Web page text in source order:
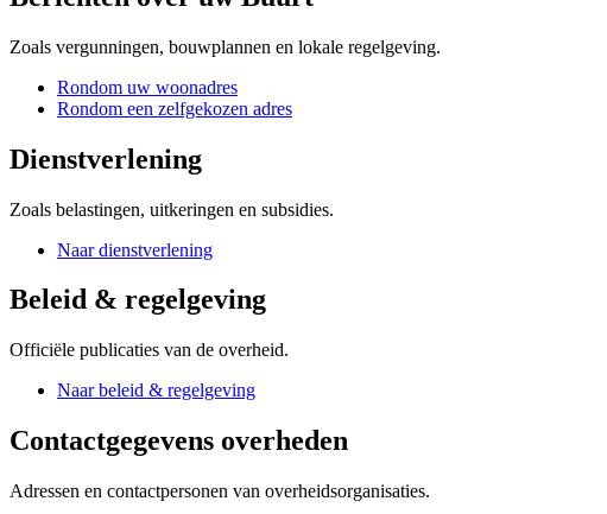
Zoals vergunningen, bouwplannen en lokale regelgeving.
Rondom uw woonadres
Rondom een zelfgekozen adres
Dienstverlening
Zoals belastingen, uitkeringen en subsidies.
Naar dienstverlening
Beleid & regelgeving
Officiële publicaties van de overheid.
Naar beleid & regelgeving
Contactgegevens overheden
Adressen en contactpersonen van overheidsorganisaties.